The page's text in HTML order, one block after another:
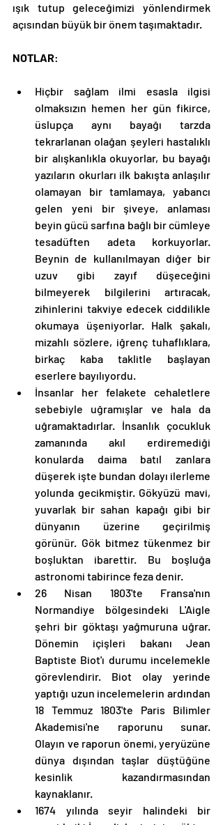
ışık tutup geleceğimizi yönlendirmek
açısından büyük bir önem taşımaktadır.
NOTLAR:
Hiçbir sağlam ilmi esasla ilgisi
olmaksızın hemen her gün fikirce,
üslupça aynı bayağı tarzda
tekrarlanan olağan şeyleri hastalıklı
bir alışkanlıkla okuyorlar, bu bayağı
yazıların okurları ilk bakışta anlaşılır
olamayan bir tamlamaya, yabancı
gelen yeni bir şiveye, anlaması
beyin gücü sarfına bağlı bir cümleye
tesadüften adeta korkuyorlar.
Beynin de kullanılmayan diğer bir
uzuv gibi zayıf düşeceğini
bilmeyerek bilgilerini artıracak,
zihinlerini takviye edecek ciddilikle
okumaya üşeniyorlar. Halk şakalı,
mizahlı sözlere, iğrenç tuhaflıklara,
birkaç kaba taklitle başlayan
eserlere bayılıyordu.
İnsanlar her felakete cehaletlere
sebebiyle uğramışlar ve hala da
uğramaktadırlar. İnsanlık çocukluk
zamanında akıl erdiremediği
konularda daima batıl zanlara
düşerek işte bundan dolayı ilerleme
yolunda gecikmiştir. Gökyüzü mavi,
yuvarlak bir sahan kapağı gibi bir
dünyanın üzerine geçirilmiş
görünür. Gök bitmez tükenmez bir
boşluktan ibarettir. Bu boşluğa
astronomi tabirince feza denir.
26 Nisan 1803'te Fransa'nın
Normandiye bölgesindeki L'Aigle
şehri bir göktaşı yağmuruna uğrar.
Dönemin içişleri bakanı Jean
Baptiste Biot'ı durumu incelemekle
görevlendirir. Biot olay yerinde
yaptığı uzun incelemelerin ardından
18 Temmuz 1803'te Paris Bilimler
Akademisi'ne raporunu sunar.
Olayın ve raporun önemi, yeryüzüne
dünya dışından taşlar düştüğüne
kesinlik kazandırmasından
kaynaklanır.
1674 yılında seyir halindeki bir